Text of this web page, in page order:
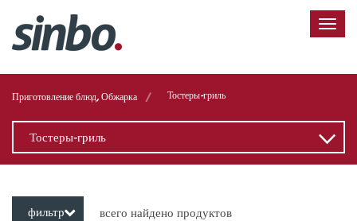
Приготовление блюд, Обжарка / Тостеры-гриль
Тостеры-гриль
фильтр всего найдено продуктов